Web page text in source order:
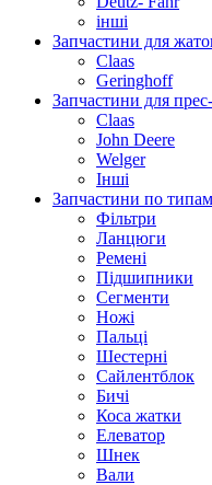
інші
Запчастини для
Claas
Geringhoff
Запчастини для
Claas
John Deere
Welger
Інші
Запчастини по типам
Фільтри
Ланцюги
Ремені
Підшипники
Сегменти
Ножі
Пальці
Шестерні
Сайлентблок
Бичі
Коса жатки
Елеватор
Шнек
Вали